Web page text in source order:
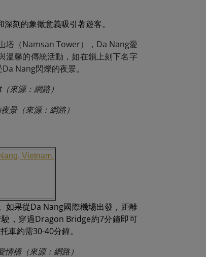
刻的象徵意義吸引著遊客。
塔（Namsan Tower），Da Nang愛
溫馨的傳統活動，如在鎖上刻下名字
Nang閃爍的夜景。
來源：網路）
景（來源：網路）
Vietnam.
如果從Da Nang國際機場出發，距離
，穿過Dragon Bridge約7分鐘即可
車約需30-40分鐘。
橋（來源：網路）